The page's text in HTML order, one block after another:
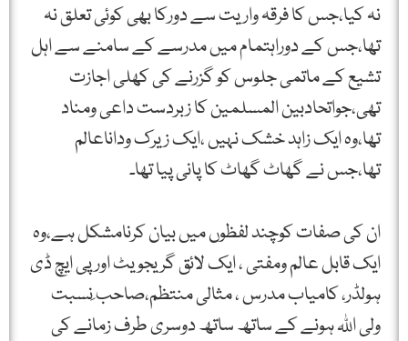
نہ کیا،جس کا فرقہ واریت سے دورکا بھی کوئی تعلق نہ
تھا،جس کے دوراہتمام میں مدرسے کے سامنے سے اہل
تشیع کے ماتمی جلوس کو گزرنے کی کھلی اجازت
تھی،جواتحادبین المسلمین کا زبردست داعی ومناد
تھا،وہ ایک زاہد خشک نہیں ،ایک زیرک وداناعالم
تھا،جس نے گھاٹ گھاٹ کا پانی پیا تھا۔
ان کی صفات کوچند لفظوں میں بیان کرنامشکل ہے،وہ
ایک قابل عالم ومفتی ، ایک لائق گریجویٹ اورپی ایچ ڈی
ہولڈر، کامیاب مدرس ، مثالی منتظم،صاحب ِنسبت
ولی اللہ ہونے کے ساتھ ساتھ دوسری طرف زمانے کی